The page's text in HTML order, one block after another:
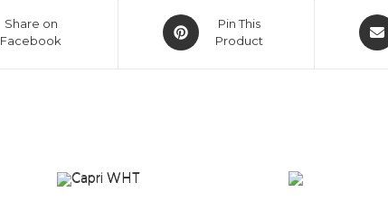
Share on
Facebook
Pin This
Product